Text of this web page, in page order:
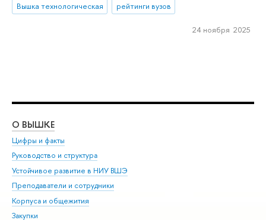
Вышка технологическая
рейтинги вузов
24 ноября 2025
О ВЫШКЕ
Цифры и факты
Руководство и структура
Устойчивое развитие в НИУ ВШЭ
Преподаватели и сотрудники
Корпуса и общежития
Закупки